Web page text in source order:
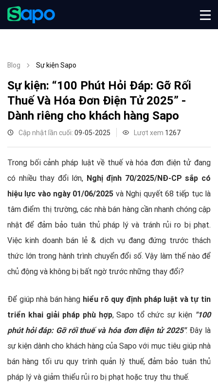
Blog Sự kiện Sapo
Sự kiện: “100 Phút Hỏi Đáp: Gỡ Rối
Thuế Và Hóa Đơn Điện Tử 2025” -
Dành riêng cho khách hàng Sapo
Cập nhật lần cuối: 09-05-2025 Lượt xem 1267
Trong bối cảnh pháp luật về thuế và hóa đơn điện tử đang
có nhiều thay đổi lớn, Nghị định 70/2025/NĐ-CP sắp có
hiệu lực vào ngày 01/06/2025 và Nghị quyết 68 tiếp tục là
tâm điểm thị trường, các nhà bán hàng cần nhanh chóng cập
nhật để đảm bảo tuân thủ pháp lý và tránh rủi ro bị phạt.
Việc kinh doanh bán lẻ & dịch vụ đang đứng trước thách
thức lớn trong hành trình chuyển đổi số. Vậy làm thế nào để
chủ động và không bị bất ngờ trước những thay đổi?
Để giúp nhà bán hàng hiểu rõ quy định pháp luật và tự tin
triển khai giải pháp phù hợp, Sapo tổ chức sự kiện "100
phút hỏi đáp: Gỡ rối thuế và hóa đơn điện tử 2025". Đây là
sự kiện dành cho khách hàng của Sapo với mục tiêu giúp nhà
bán hàng tối ưu quy trình quản lý thuế, đảm bảo tuân thủ
pháp lý và giảm thiểu rủi ro bị phạt hoặc truy thu thuế.